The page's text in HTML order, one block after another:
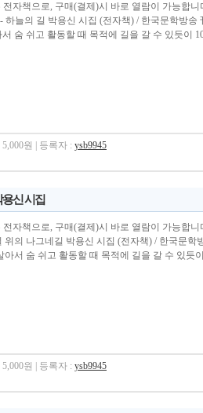
전자책으로, 구매(결제)시 바로 열람이 가능합
하늘의 길 박용신 시집 (전자책) / 한국문학방
숨 쉬고 활동할 때 목적에 길을 갈 수 있듯이
5,000원 | 등록자 : ysb9945
용신 시집
전자책으로, 구매(결제)시 바로 열람이 가능합
위의 나그네길 박용신 시집 (전자책) / 한국문
아서 숨 쉬고 활동할 때 목적에 길을 갈 수 있듯
5,000원 | 등록자 : ysb9945